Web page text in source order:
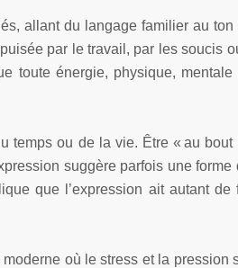
allant du langage familier au
par le travail, par les soucis
toute énergie, physique,
temps ou de la vie. Être « au bout
suggère parfois une forme
que l’expression ait autant de
où le stress et la pression